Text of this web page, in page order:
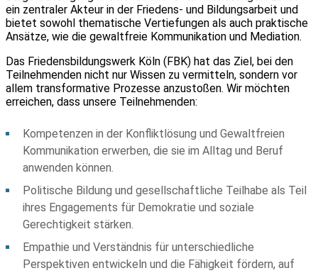
ein zentraler Akteur in der Friedens- und Bildungsarbeit und
bietet sowohl thematische Vertiefungen als auch praktische
Ansätze, wie die gewaltfreie Kommunikation und Mediation.
Das Friedensbildungswerk Köln (FBK) hat das Ziel, bei den
Teilnehmenden nicht nur Wissen zu vermitteln, sondern vor
allem transformative Prozesse anzustoßen. Wir möchten
erreichen, dass unsere Teilnehmenden:
Kompetenzen in der Konfliktlösung und Gewaltfreien
Kommunikation erwerben, die sie im Alltag und Beruf
anwenden können.
Politische Bildung und gesellschaftliche Teilhabe als Teil
ihres Engagements für Demokratie und soziale
Gerechtigkeit stärken.
Empathie und Verständnis für unterschiedliche
Perspektiven entwickeln und die Fähigkeit fördern, auf